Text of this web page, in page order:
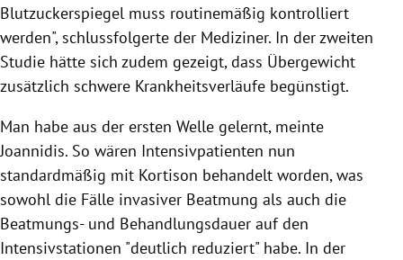
Blutzuckerspiegel muss routinemäßig kontrolliert
werden", schlussfolgerte der Mediziner. In der zweiten
Studie hätte sich zudem gezeigt, dass Übergewicht
zusätzlich schwere Krankheitsverläufe begünstigt.
Man habe aus der ersten Welle gelernt, meinte
Joannidis. So wären Intensivpatienten nun
standardmäßig mit Kortison behandelt worden, was
sowohl die Fälle invasiver Beatmung als auch die
Beatmungs- und Behandlungsdauer auf den
Intensivstationen "deutlich reduziert" habe. In der